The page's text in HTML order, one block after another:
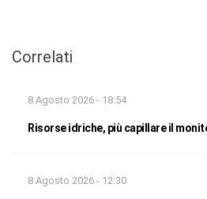
Correlati
8 Agosto 2026 - 18:54
Risorse idriche, più capillare il
8 Agosto 2026 - 12:30